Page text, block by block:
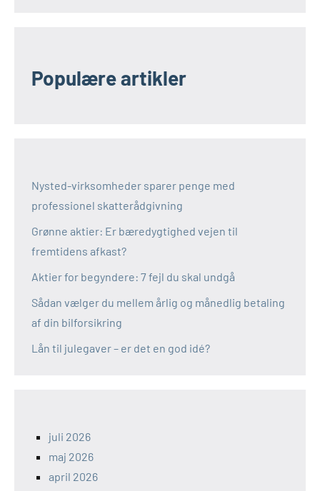
Populære artikler
Nysted-virksomheder sparer penge med
professionel skatterådgivning
Grønne aktier: Er bæredygtighed vejen til
fremtidens afkast?
Aktier for begyndere: 7 fejl du skal undgå
Sådan vælger du mellem årlig og månedlig betaling
af din bilforsikring
Lån til julegaver – er det en god idé?
juli 2026
maj 2026
april 2026